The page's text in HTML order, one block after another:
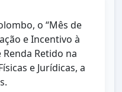
o “Mês de
e Incentivo à
Retido na
e Jurídicas, a